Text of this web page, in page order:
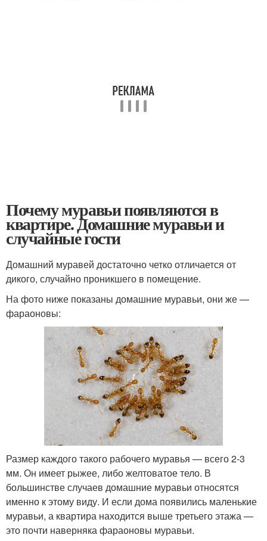
Почему муравьи появляются в
квартире. Домашние муравьи и
случайные гости
Домашний муравей достаточно четко отличается от
дикого, случайно проникшего в помещение.
На фото ниже показаны домашние муравьи, они же —
фараоновы:
Размер каждого такого рабочего муравья — всего 2-3
мм. Он имеет рыжее, либо желтоватое тело. В
большинстве случаев домашние муравьи относятся
именно к этому виду. И если дома появились маленькие
муравьи, а квартира находится выше третьего этажа —
это почти наверняка фараоновы муравьи.